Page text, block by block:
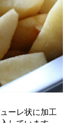
ーレ状に加工